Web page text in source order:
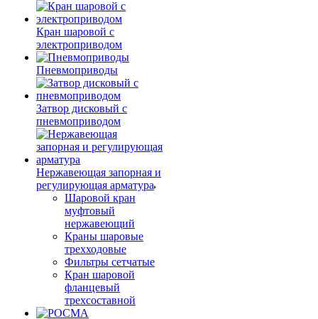
Кран шаровой с
электроприводом
Пневмоприводы
Затвор дисковый с
пневмоприводом
Нержавеющая запорная и
регулирующая арматура
Шаровой кран
муфтовый
нержавеющий
Краны шаровые
трехходовые
Фильтры сетчатые
Кран шаровой
фланцевый
трехсоставной